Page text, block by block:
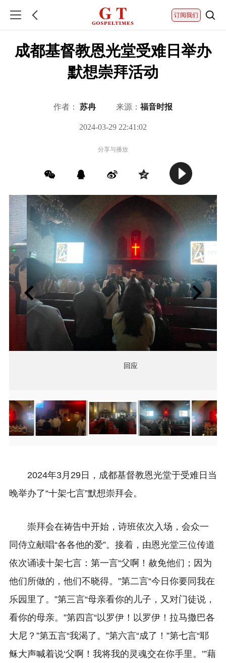
订阅我们
成都基督教恩光堂受难日举办
默想崇拜活动
作者： 苏冉 来源： 福音时报
2024-03-29 22:41:02
分享与播放
2
of
4
Item
2
of
2024年3月29日，成都基督教恩光堂于受难日当
晚举办了“十架七言”默想崇拜会。
崇拜会在祷告中开始，诗班依次入场，会众一
同侍立献唱“各各他的爱”。接着，由恩光堂三位传道
依次诵读十架七言：第一言“父啊！赦免他们；因为
他们所做的，他们不晓得。”第二言“今日你要同我在
乐园里了。”第三言“母亲看你的儿子，又对门徒说，
看你的母亲。”第四言“以罗伊！以罗伊！拉马撒巴各
大尼？”第五言“我渴了。”第六言“成了！”第七言“耶
稣大声喊着说‘父啊！我将我的灵魂交在你手里。’”藉